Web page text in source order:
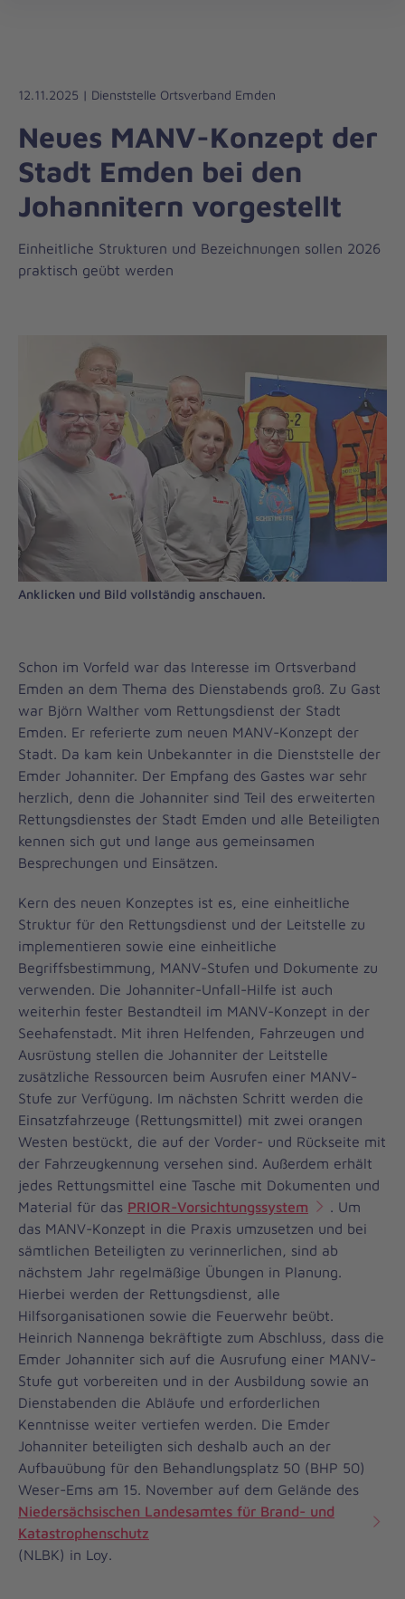
Liebe
Leben
12.11.2025 | Dienststelle Ortsverband Emden
Neues MANV-Konzept der
Stadt Emden bei den
Johannitern vorgestellt
Einheitliche Strukturen und Bezeichnungen sollen 2026
praktisch geübt werden
Anklicken und Bild vollständig anschauen.
Schon im Vorfeld war das Interesse im Ortsverband
Emden an dem Thema des Dienstabends groß. Zu Gast
war Björn Walther vom Rettungsdienst der Stadt
Emden. Er referierte zum neuen MANV-Konzept der
Stadt. Da kam kein Unbekannter in die Dienststelle der
Emder Johanniter. Der Empfang des Gastes war sehr
herzlich, denn die Johanniter sind Teil des erweiterten
Rettungsdienstes der Stadt Emden und alle Beteiligten
kennen sich gut und lange aus gemeinsamen
Besprechungen und Einsätzen.
Kern des neuen Konzeptes ist es, eine einheitliche
Struktur für den Rettungsdienst und der Leitstelle zu
implementieren sowie eine einheitliche
Begriffsbestimmung, MANV-Stufen und Dokumente zu
verwenden. Die Johanniter-Unfall-Hilfe ist auch
weiterhin fester Bestandteil im MANV-Konzept in der
Seehafenstadt. Mit ihren Helfenden, Fahrzeugen und
Ausrüstung stellen die Johanniter der Leitstelle
zusätzliche Ressourcen beim Ausrufen einer MANV-
Stufe zur Verfügung. Im nächsten Schritt werden die
Einsatzfahrzeuge (Rettungsmittel) mit zwei orangen
Westen bestückt, die auf der Vorder- und Rückseite mit
der Fahrzeugkennung versehen sind. Außerdem erhält
jedes Rettungsmittel eine Tasche mit Dokumenten und
Material für das PRIOR-Vorsichtungssystem
. Um
das MANV-Konzept in die Praxis umzusetzen und bei
sämtlichen Beteiligten zu verinnerlichen, sind ab
nächstem Jahr regelmäßige Übungen in Planung.
Hierbei werden der Rettungsdienst, alle
Hilfsorganisationen sowie die Feuerwehr beübt.
Heinrich Nannenga bekräftigte zum Abschluss, dass die
Emder Johanniter sich auf die Ausrufung einer MANV-
Stufe gut vorbereiten und in der Ausbildung sowie an
Dienstabenden die Abläufe und erforderlichen
Kenntnisse weiter vertiefen werden. Die Emder
Johanniter beteiligten sich deshalb auch an der
Aufbauübung für den Behandlungsplatz 50 (BHP 50)
Weser-Ems am 15. November auf dem Gelände des
Niedersächsischen Landesamtes für Brand- und
Katastrophenschutz
(NLBK) in Loy.